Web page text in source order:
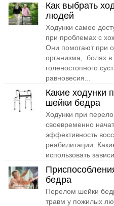
Как выбрать
людей
Ходунки самое
при проблемах с
Они помогают при
организма, болях в
голеностопного
равновесия...
Какие ходунки
шейки бедра
Ходунки при
своевременно
эффективность
реабилитации.
использовать
бедра
Перелом шейки
травм у пожилых